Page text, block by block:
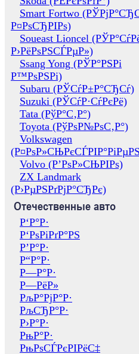
Smart Fortwo
Р¤РѕСЂРІРѕ)
Soueast Lioncel
Р›РёРѕРЅСЃРµР»)
Ssang Yong (РЎР°РЅРі
Р™РѕРЅРі)
Subaru (РЎСѓР±Р°СЂСѓ)
Suzuki (РЎСѓР·СѓРєРё)
Tata (РўР°С‚Р°)
Toyota (РўРѕР№РѕС‚Р°)
Volkswagen
Volvo (Р’РѕР»СЊРІРѕ)
ZX Landmark
(Р›РµРЅРґРјР°СЂРє)
Отечественные авто
Р‘Р°Р·
Р‘РѕРіРґР°РЅ
Р’Р°Р·
Р“Р°Р·
Р—Р°Р·
Р—РёР»
РљР°РјР°Р·
РљСЂР°Р·
Р›Р°Р·
РњР°Р·
РњРѕСЃРєРІРёС‡